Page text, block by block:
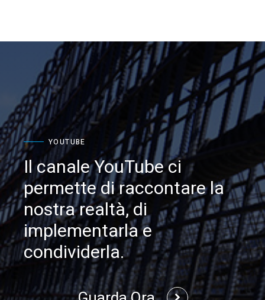
YOUTUBE
Il canale YouTube ci
permette di raccontare la
nostra realtà, di
implementarla e
condividerla.